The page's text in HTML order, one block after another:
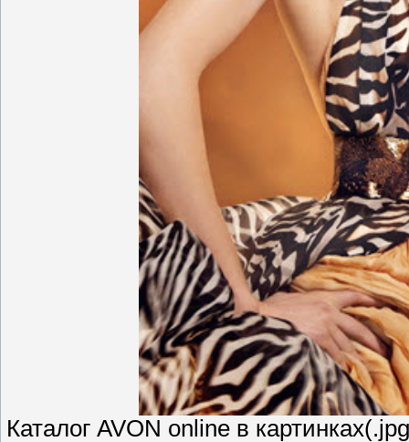
Каталог AVON online в